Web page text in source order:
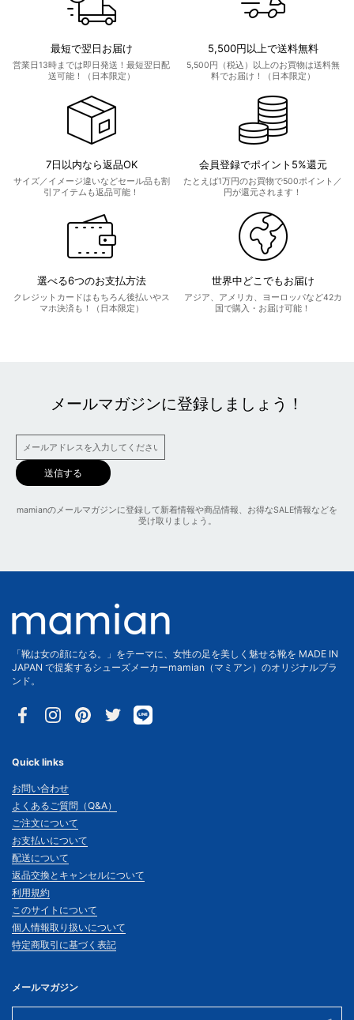
最短で翌日お届け
営業日13時までは即日発送！最短翌日配
送可能！（日本限定）
5,500円以上で送料無料
5,500円（税込）以上のお買物は送料無
料でお届け！（日本限定）
7日以内なら返品OK
サイズ／イメージ違いなどセール品も割
引アイテムも返品可能！
会員登録でポイント5%還元
たとえば1万円のお買物で500ポイント／
円が還元されます！
選べる6つのお支払方法
クレジットカードはもちろん後払いやス
マホ決済も！（日本限定）
世界中どこでもお届け
アジア、アメリカ、ヨーロッパなど42カ
国で購入・お届け可能！
メールマガジンに登録しましょう！
送信する
mamianのメールマガジンに登録して新着情報や商品情報、お得なSALE情報などを
受け取りましょう。
「靴は女の顔になる。」をテーマに、女性の足を美しく魅せる靴を MADE IN
JAPAN で提案するシューズメーカーmamian（マミアン）のオリジナルブラ
ンド。
FacebookInstagramPinterestTwitter
Quick links
お問い合わせ
よくあるご質問（Q&A）
ご注文について
お支払いについて
配送について
返品交換とキャンセルについて
利用規約
このサイトについて
個人情報取り扱いについて
特定商取引に基づく表記
メールマガジン